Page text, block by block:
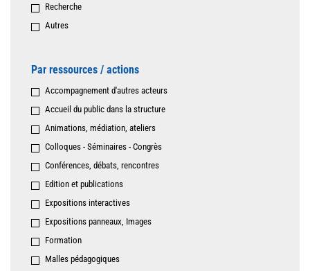
Recherche
Autres
Par ressources / actions
Accompagnement d'autres acteurs
Accueil du public dans la structure
Animations, médiation, ateliers
Colloques - Séminaires - Congrès
Conférences, débats, rencontres
Edition et publications
Expositions interactives
Expositions panneaux, Images
Formation
Malles pédagogiques